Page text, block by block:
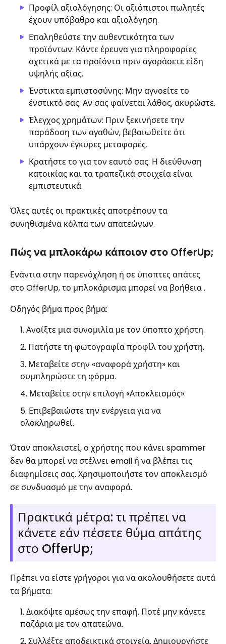
Προφίλ αξιολόγησης: Οι αξιόπιστοι πωλητές
έχουν υπόβαθρο και αξιολόγηση.
Επαληθεύστε την αυθεντικότητα των
προϊόντων: Κάντε έρευνα για πληροφορίες
σχετικά με τα προϊόντα πριν αγοράσετε είδη
υψηλής αξίας.
Ένστικτα εμπιστοσύνης: Μην αγνοείτε το
ένστικτό σας. Αν σας φαίνεται λάθος, ακυρώστε.
Έλεγχος χρημάτων: Πριν ξεκινήσετε την
παράδοση των αγαθών, βεβαιωθείτε ότι
υπάρχουν έγκυρες μεταφορές.
Κρατήστε το για τον εαυτό σας: Η διεύθυνση
κατοικίας και τα τραπεζικά στοιχεία είναι
εμπιστευτικά.
Όλες αυτές οι πρακτικές αποτρέπουν τα
συνηθισμένα κόλπα των απατεώνων.
Πώς να μπλοκάρω κάποιον στο OfferUp;
Ενάντια στην παρενόχληση ή σε ύποπτες απάτες
στο OfferUp, το μπλοκάρισμα μπορεί να βοήθεια .
Οδηγός βήμα προς βήμα:
Ανοίξτε μια συνομιλία με τον ύποπτο χρήστη.
Πατήστε τη φωτογραφία προφίλ του χρήστη.
Μεταβείτε στην «αναφορά χρήστη» και
συμπληρώστε τη φόρμα.
Μεταβείτε στην επιλογή «Αποκλεισμός».
Επιβεβαιώστε την ενέργεια για να
ολοκληρωθεί.
Όταν αποκλειστεί, ο χρήστης που κάνει spammer
δεν θα μπορεί να στέλνει email ή να βλέπει τις
διαφημίσεις σας. Χρησιμοποιήστε τον αποκλεισμό
σε συνδυασμό με την αναφορά.
Πρακτικά μέτρα: τι πρέπει να
κάνετε εάν πέσετε θύμα απάτης
στο OfferUp;
Πρέπει να είστε γρήγοροι για να ακολουθήσετε αυτά
τα βήματα:
Διακόψτε αμέσως την επαφή. Ποτέ μην κάνετε
παζάρια με τον απατεώνα.
Συλλέξτε αποδεικτικά στοιχεία. Δημιουργήστε